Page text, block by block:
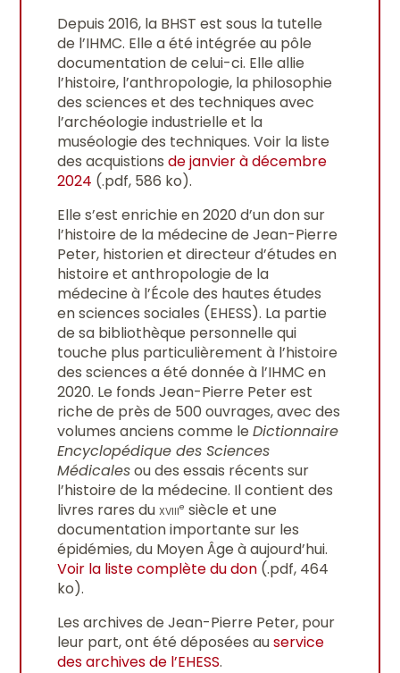
Depuis 2016, la BHST est sous la tutelle
de l’IHMC. Elle a été intégrée au pôle
documentation de celui-ci. Elle allie
l’histoire, l’anthropologie, la philosophie
des sciences et des techniques avec
l’archéologie industrielle et la
muséologie des techniques. Voir la liste
des acquistionsde janvier à décembre
2024 (.pdf, 586 ko).
Elle s’est enrichie en 2020 d’un don sur
l’histoire de la médecine de Jean-Pierre
Peter, historien et directeur d’études en
histoire et anthropologie de la
médecine à l’École des hautes études
en sciences sociales (EHESS). La partie
de sa bibliothèque personnelle qui
touche plus particulièrement à l’histoire
des sciences a été donnée à l’IHMC en
2020. Le fonds Jean-Pierre Peter est
riche de près de 500 ouvrages, avec des
volumes anciens comme leDictionnaire
Encyclopédique des Sciences
Médicalesou des essais récents sur
l’histoire de la médecine. Il contient des
livres rares duxviiie siècle et une
documentation importante sur les
épidémies, du Moyen Âge à aujourd’hui.
Voir la liste complète du don (.pdf, 464
ko).
Les archives de Jean-Pierre Peter, pour
leur part, ont été déposées auservice
des archives de l’EHESS.